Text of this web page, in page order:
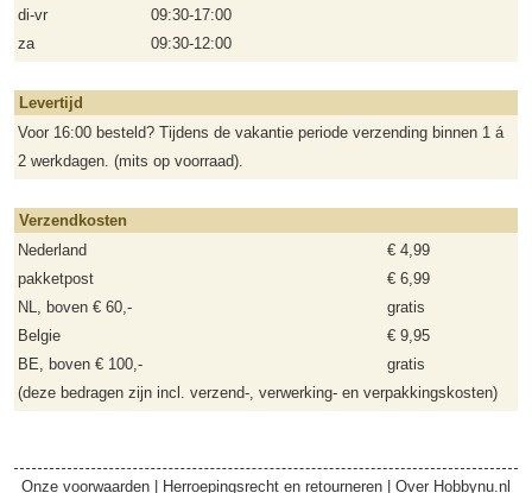
di-vr
09:30-17:00
za
09:30-12:00
Levertijd
Voor 16:00 besteld? Tijdens de vakantie periode verzending binnen 1 á
2 werkdagen. (mits op voorraad).
Verzendkosten
Nederland
€ 4,99
pakketpost
€ 6,99
NL, boven € 60,-
gratis
Belgie
€ 9,95
BE, boven € 100,-
gratis
(deze bedragen zijn incl. verzend-, verwerking- en verpakkingskosten)
Onze voorwaarden Herroepingsrecht en retourneren Over Hobbynu.nl